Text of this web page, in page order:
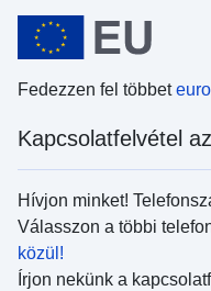
Fedezzen fel többet
Kapcsolatfelvétel
Hívjon minket!
Válasszon a többi
közül!
Írjon nekünk a